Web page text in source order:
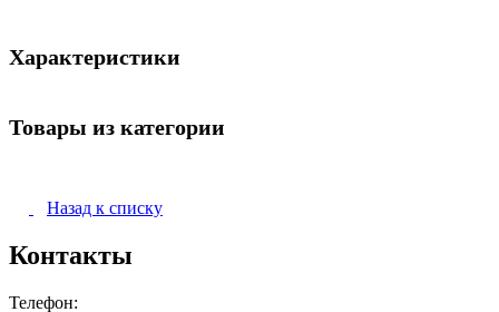
Характеристики
Товары из категории
Назад к списку
Контакты
Телефон: